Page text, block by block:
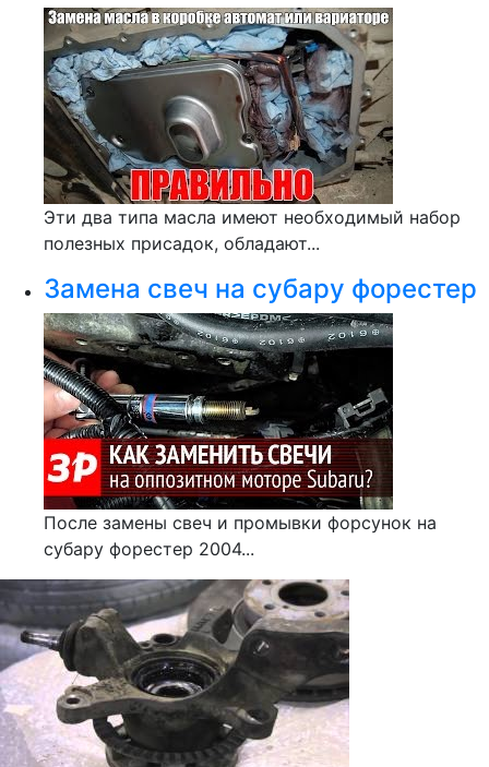
Эти два типа масла имеют необходимый набор
полезных присадок, обладают...
Замена свеч на субару форестер
После замены свеч и промывки форсунок на
субару форестер 2004...